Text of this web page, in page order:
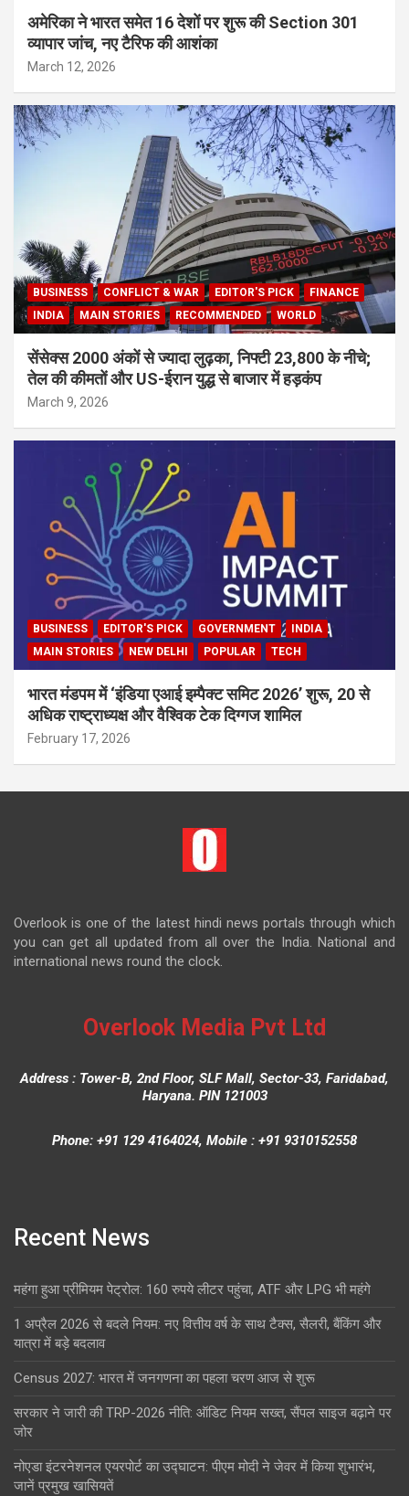
अमेरिका ने भारत समेत 16 देशों पर शुरू की Section 301
व्यापार जांच, नए टैरिफ की आशंका
March 12, 2026
BUSINESS CONFLICT & WAR EDITOR'S PICK
FINANCE
INDIA
MAIN STORIES RECOMMENDED WORLD
सेंसेक्स 2000 अंकों से ज्यादा लुढ़का, निफ्टी 23,800 के नीचे;
तेल की कीमतों और US-ईरान युद्ध से बाजार में हड़कंप
March 9, 2026
BUSINESS EDITOR'S PICK GOVERNMENT
INDIA
MAIN STORIES
NEW DELHI POPULAR TECH
भारत मंडपम में ‘इंडिया एआई इम्पैक्ट समिट 2026’ शुरू, 20 से
अधिक राष्ट्राध्यक्ष और वैश्विक टेक दिग्गज शामिल
February 17, 2026
Overlook is one of the latest hindi news portals through which
you can get all updated from all over the India. National and
international news round the clock.
Overlook Media Pvt Ltd
Address : Tower-B, 2nd Floor, SLF Mall, Sector-33, Faridabad,
Haryana. PIN 121003
Phone: +91 129 4164024, Mobile : +91 9310152558
Recent News
महंगा हुआ प्रीमियम पेट्रोल: 160 रुपये लीटर पहुंचा, ATF और LPG भी महंगे
1 अप्रैल 2026 से बदले नियम: नए वित्तीय वर्ष के साथ टैक्स, सैलरी, बैंकिंग और
यात्रा में बड़े बदलाव
Census 2027: भारत में जनगणना का पहला चरण आज से शुरू
सरकार ने जारी की TRP-2026 नीति: ऑडिट नियम सख्त, सैंपल साइज बढ़ाने पर
जोर
नोएडा इंटरनेशनल एयरपोर्ट का उद्घाटन: पीएम मोदी ने जेवर में किया शुभारंभ,
जानें प्रमुख खासियतें